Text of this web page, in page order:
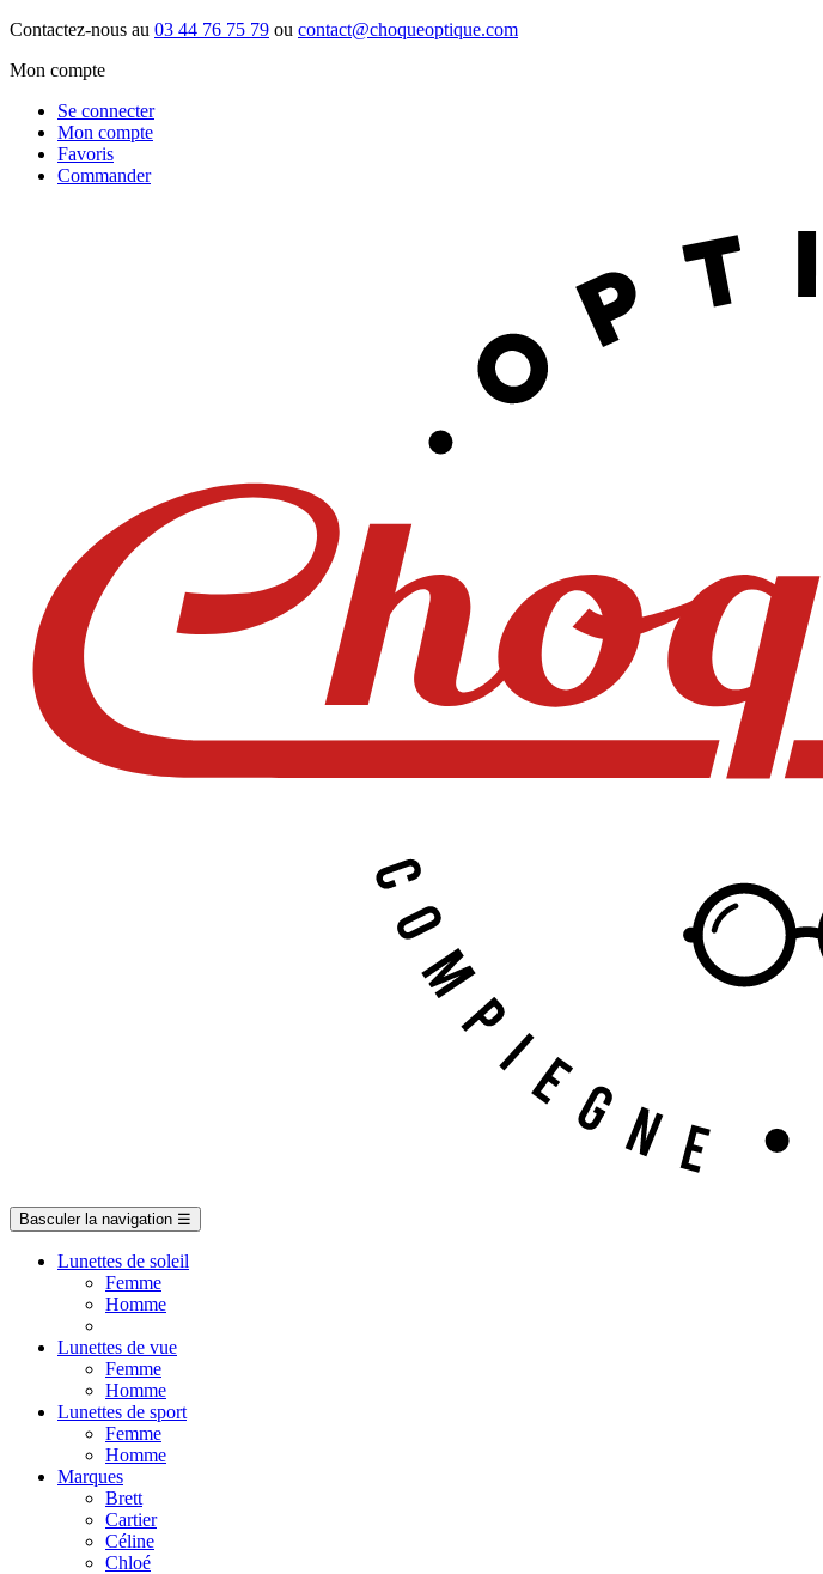
Contactez-nous au 03 44 76 75 79 ou contact@choqueoptique.com
Mon compte
Se connecter
Mon compte
Favoris
Commander
Basculer la navigation ☰
Lunettes de soleil
Femme
Homme
Lunettes de vue
Femme
Homme
Lunettes de sport
Femme
Homme
Marques
Brett
Cartier
Céline
Chloé